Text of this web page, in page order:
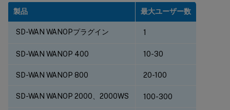
製品 最大ユーザー数
SD-WAN WANOPプラグイン 1
SD-WAN WANOP 400 10-30
SD-WAN WANOP 800 20-100
SD-WAN WANOP 2000、2000WS 100-300